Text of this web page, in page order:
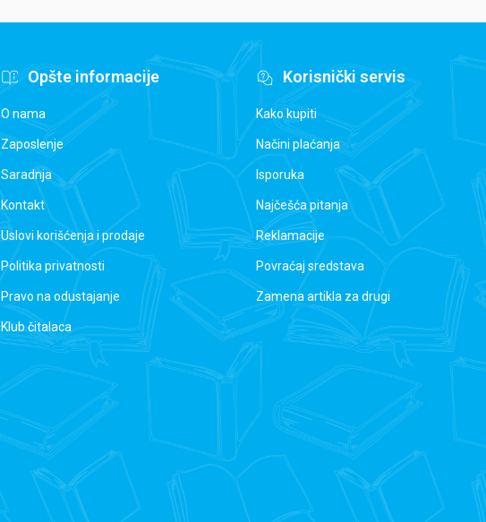
Opšte informacije
O nama
Zaposlenje
Saradnja
Kontakt
Uslovi korišćenja i prodaje
Politika privatnosti
Pravo na odustajanje
Klub čitalaca
Korisnički servis
Kako kupiti
Načini plaćanja
Isporuka
Najčešća pitanja
Reklamacije
Povraćaj sredstava
Zamena artikla za drugi